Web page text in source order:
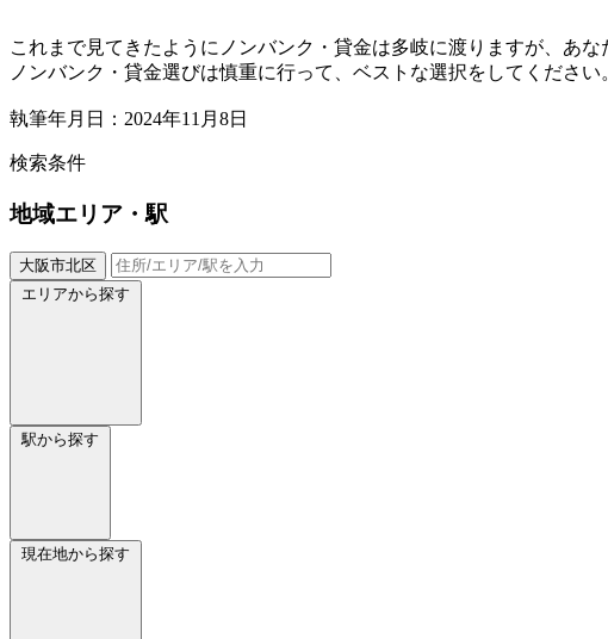
これまで見てきたようにノンバンク・貸金は多岐に渡りますが、あな
ノンバンク・貸金選びは慎重に行って、ベストな選択をしてください
執筆年月日：2024年11月8日
検索条件
地域エリア・駅
大阪市北区
エリアから探す
駅から探す
現在地から探す